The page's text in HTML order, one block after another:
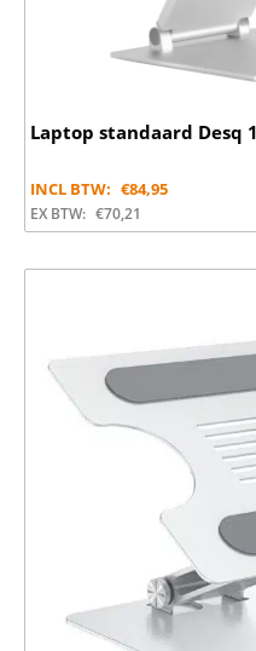
Laptop standaard Desq
INCL BTW: €84,95
EX BTW: €70,21